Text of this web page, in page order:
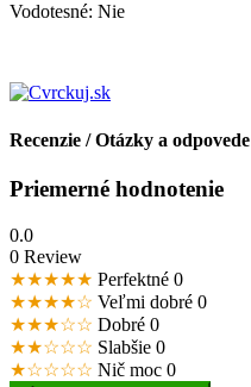
Vodotesné: Nie
Recenzie / Otázky a odpovede
Priemerné hodnotenie
0.0
0 Review
★★★★★ Perfektné 0
★★★★☆ Veľmi dobré 0
★★★☆☆ Dobré 0
★★☆☆☆ Slabšie 0
★☆☆☆☆ Nič moc 0